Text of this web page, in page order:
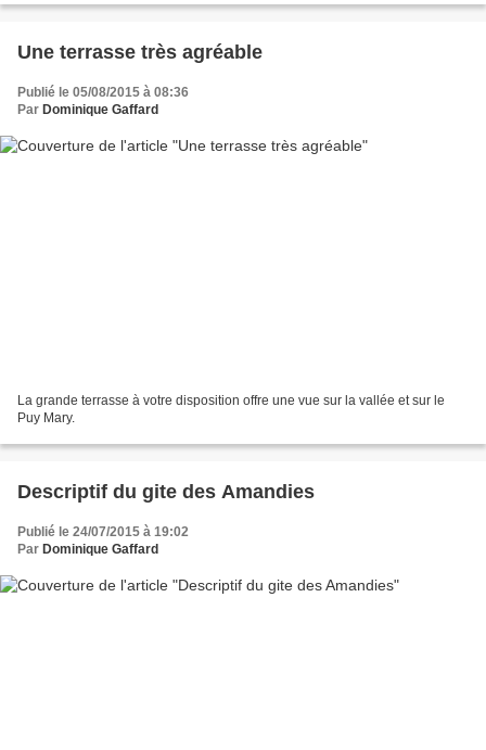
Une terrasse très agréable
Publié le 05/08/2015 à 08:36
Par Dominique Gaffard
La grande terrasse à votre disposition offre une vue sur la vallée et sur le
Puy Mary.
Descriptif du gite des Amandies
Publié le 24/07/2015 à 19:02
Par Dominique Gaffard